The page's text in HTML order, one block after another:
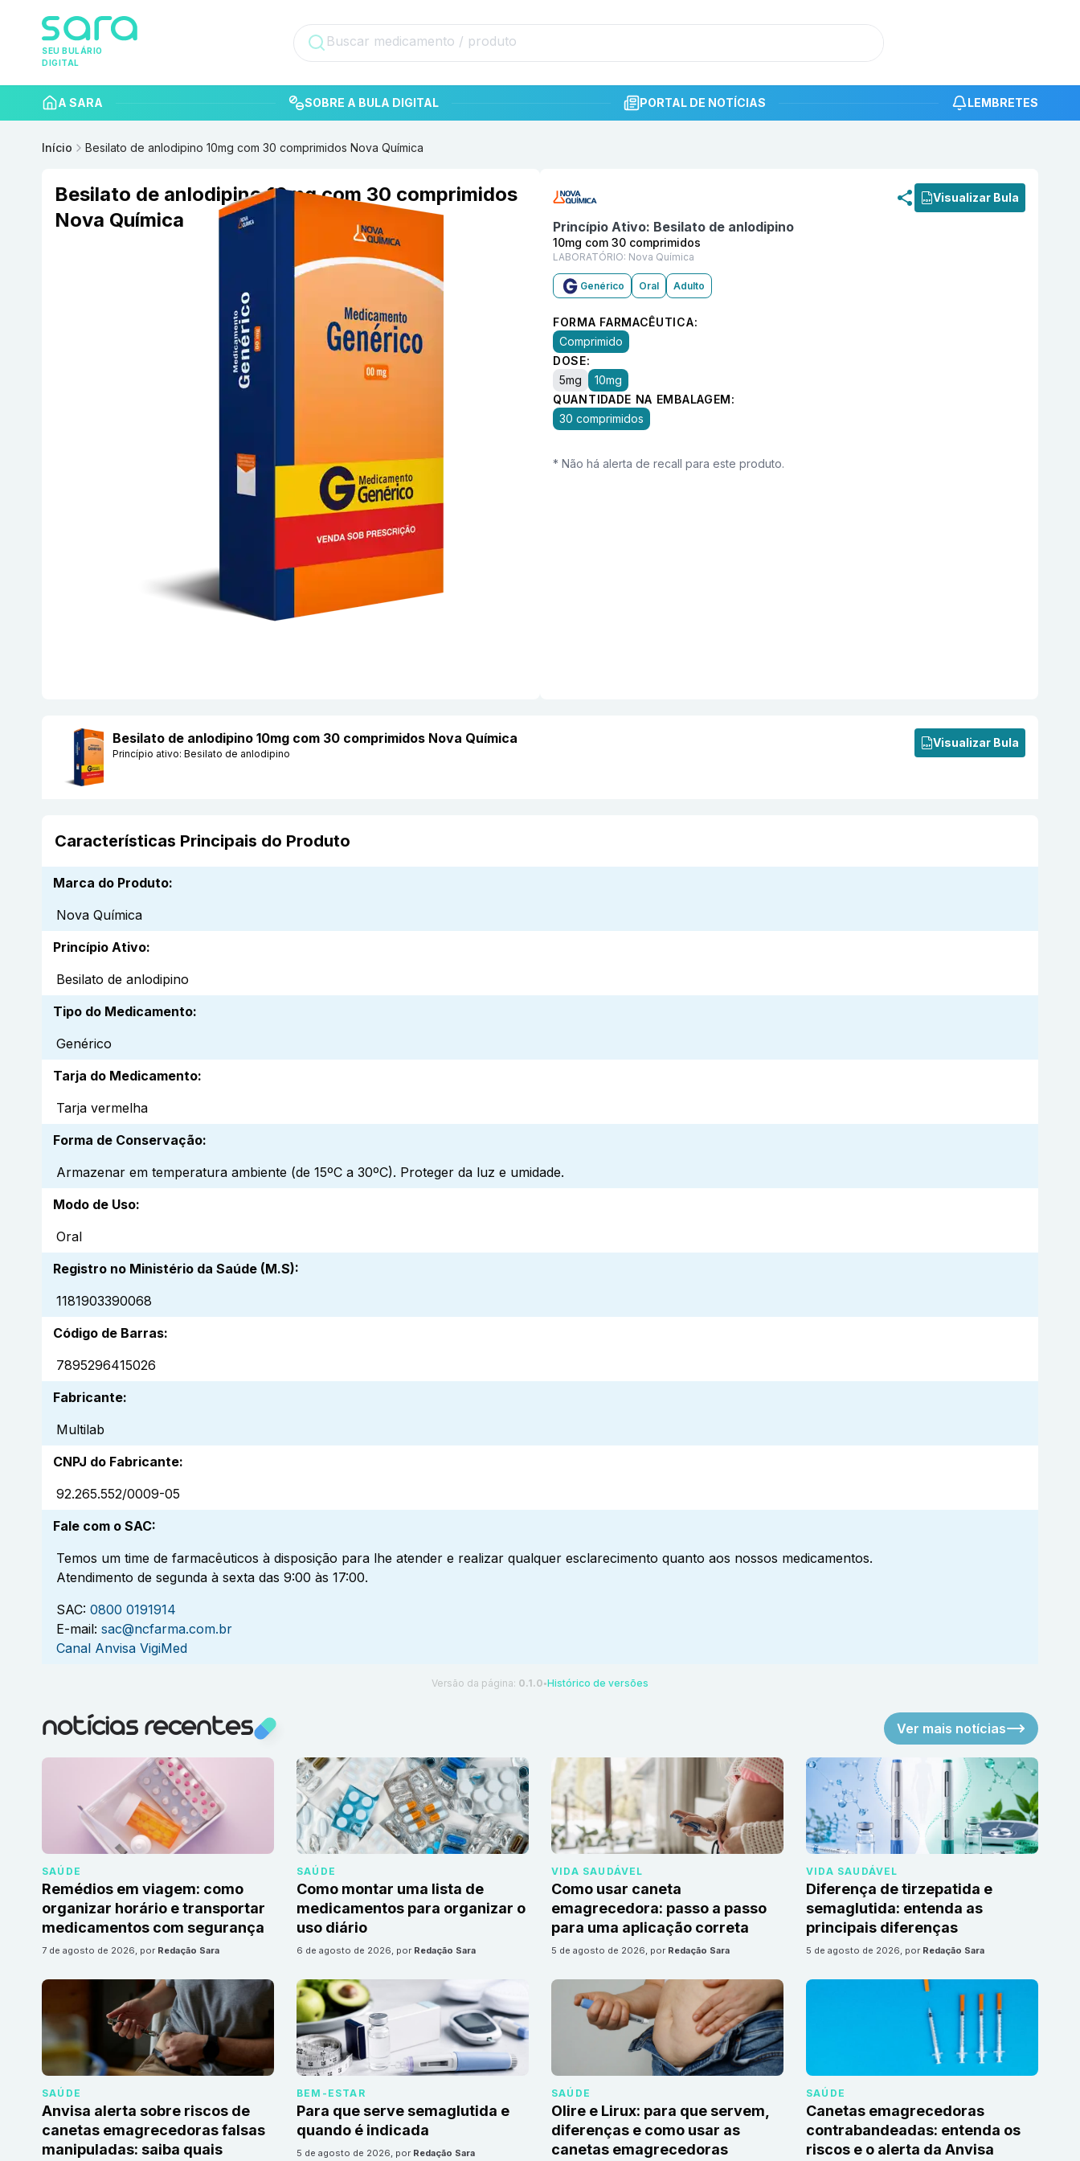
SEU BULÁRIO
DIGITAL
A SARA SOBRE A BULA DIGITAL PORTAL DE NOTÍCIAS LEMBRETES
Início Besilato de anlodipino 10mg com 30 comprimidos Nova Química
Besilato de anlodipino 10mg com 30 comprimidos
Nova Química
Visualizar Bula
Princípio Ativo: Besilato de anlodipino
10mg com 30 comprimidos
LABORATÓRIO: Nova Química
Genérico Oral Adulto
FORMA FARMACÊUTICA:
Comprimido
DOSE:
5mg
10mg
QUANTIDADE NA EMBALAGEM:
30 comprimidos
* Não há alerta de recall para este produto.
Besilato de anlodipino 10mg com 30 comprimidos Nova Química
Princípio ativo: Besilato de anlodipino
Visualizar Bula
Características Principais do Produto
Marca do Produto:
Nova Química
Princípio Ativo:
Besilato de anlodipino
Tipo do Medicamento:
Genérico
Tarja do Medicamento:
Tarja vermelha
Forma de Conservação:
Armazenar em temperatura ambiente (de 15ºC a 30ºC). Proteger da luz e umidade.
Modo de Uso:
Oral
Registro no Ministério da Saúde (M.S):
1181903390068
Código de Barras:
7895296415026
Fabricante:
Multilab
CNPJ do Fabricante:
92.265.552/0009-05
Fale com o SAC:
Temos um time de farmacêuticos à disposição para lhe atender e realizar qualquer esclarecimento quanto aos nossos medicamentos.
Atendimento de segunda à sexta das 9:00 às 17:00.
SAC: 0800 0191914
E-mail: sac@ncfarma.com.br
Canal Anvisa VigiMed
Versão da página: 0.1.0 ●Histórico de versões
notícias recentes Ver mais notícias
SAÚDE
Remédios em viagem: como
organizar horário e transportar
medicamentos com segurança
7 de agosto de 2026, por Redação Sara
SAÚDE
Como montar uma lista de
medicamentos para organizar o
uso diário
6 de agosto de 2026, por Redação Sara
VIDA SAUDÁVEL
Como usar caneta
emagrecedora: passo a passo
para uma aplicação correta
5 de agosto de 2026, por Redação Sara
VIDA SAUDÁVEL
Diferença de tirzepatida e
semaglutida: entenda as
principais diferenças
5 de agosto de 2026, por Redação Sara
SAÚDE
Anvisa alerta sobre riscos de
canetas emagrecedoras falsas
manipuladas: saiba quais
BEM-ESTAR
Para que serve semaglutida e
quando é indicada
5 de agosto de 2026, por Redação Sara
SAÚDE
Olire e Lirux: para que servem,
diferenças e como usar as
canetas emagrecedoras
SAÚDE
Canetas emagrecedoras
contrabandeadas: entenda os
riscos e o alerta da Anvisa